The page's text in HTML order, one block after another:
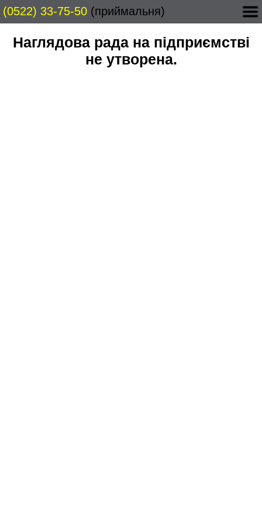
(0522) 33-75-50 (приймальня)
Наглядова рада на підприємстві
не утворена.